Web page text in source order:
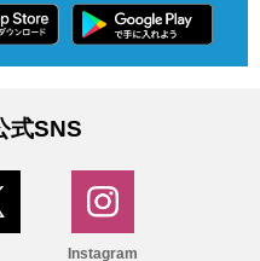
式SNS
Instagram